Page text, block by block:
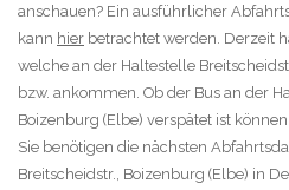
anschauen? Ein ausführlicher
kann hier betrachtet werden. Derzeit
welche an der Haltestelle
bzw. ankommen. Ob der Bus an der
Boizenburg (Elbe) verspätet ist
Sie benötigen die nächsten
Breitscheidstr., Boizenburg (Elbe) in